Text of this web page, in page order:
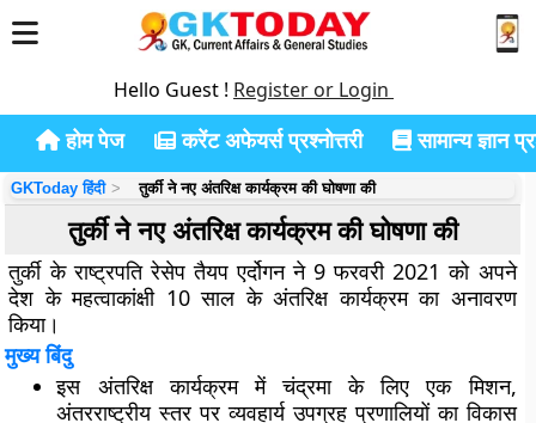
Hello Guest ! Register or Login
होम पेज करेंट अफेयर्स प्रश्नोत्तरी सामान्य ज्ञान
GKToday हिंदी तुर्की ने नए अंतरिक्ष कार्यक्रम की घोषणा की
तुर्की ने नए अंतरिक्ष कार्यक्रम की घोषणा की
तुर्की के राष्ट्रपति रेसेप तैयप एर्दोगन ने 9 फरवरी 2021 को अपने
देश के महत्वाकांक्षी 10 साल के अंतरिक्ष कार्यक्रम का अनावरण
किया।
मुख्य बिंदु
इस अंतरिक्ष कार्यक्रम में चंद्रमा के लिए एक मिशन,
अंतरराष्ट्रीय स्तर पर व्यवहार्य उपग्रह प्रणालियों का विकास